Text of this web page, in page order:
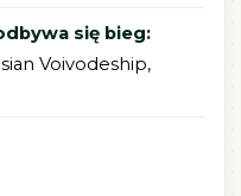
się bieg:
Voivodeship,